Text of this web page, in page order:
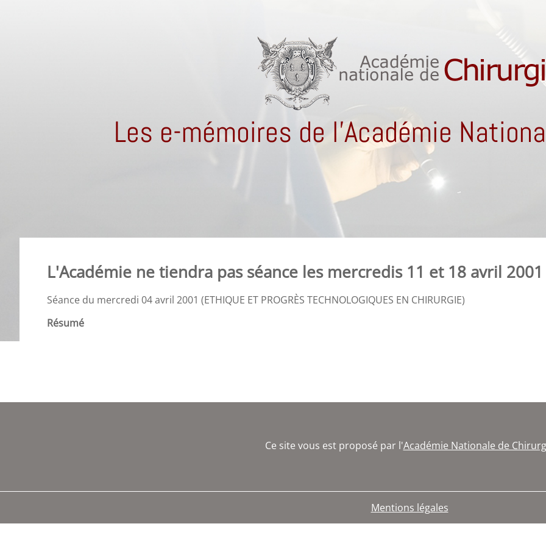
Les e-mémoires de l'Académie
L'Académie ne tiendra pas séance les mercredis 11 et 18 avril 2001
Séance du mercredi 04 avril 2001 (ETHIQUE ET PROGRÈS TECHNOLOGIQUES EN CHIRURGIE)
Résumé
Ce site vous est proposé par l'Académie Nationale de
Mentions légales